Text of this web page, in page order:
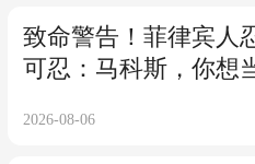
致命警告！菲律宾人
可忍：马科斯，你想
2026-08-06